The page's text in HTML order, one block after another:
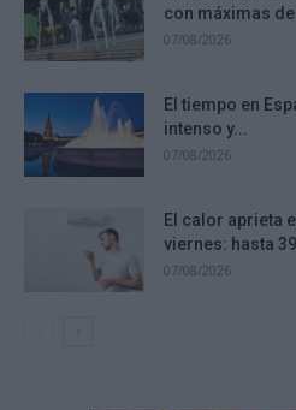
con máximas de
07/08/2026
El tiempo en
intenso y...
07/08/2026
El calor aprieta
viernes: hasta
07/08/2026